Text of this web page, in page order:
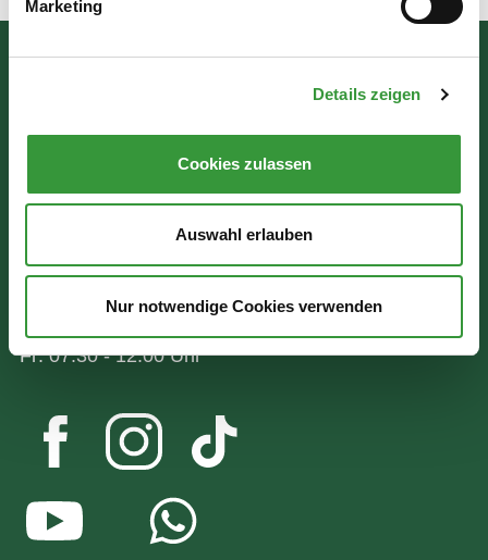
Marketing
Details zeigen
Cookies zulassen
Auswahl erlauben
Nur notwendige Cookies verwenden
Wir sind für Sie da:
Mo - Mi: 07:30 - 16:30 Uhr
Do: 07:30 - 17:30 Uhr
Fr: 07:30 - 12:00 Uhr